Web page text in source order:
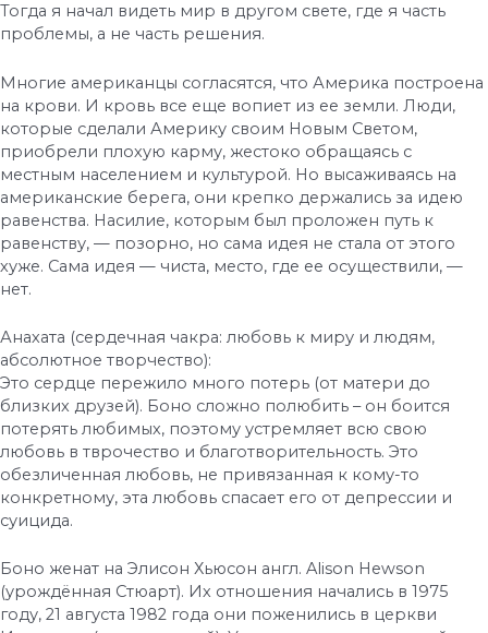
Тогда я начал видеть мир в другом свете, где я часть
проблемы, а не часть решения.
Многие американцы согласятся, что Америка построена
на крови. И кровь все еще вопиет из ее земли. Люди,
которые сделали Америку своим Новым Светом,
приобрели плохую карму, жестоко обращаясь с
местным населением и культурой. Но высаживаясь на
американские берега, они крепко держались за идею
равенства. Насилие, которым был проложен путь к
равенству, — позорно, но сама идея не стала от этого
хуже. Сама идея — чиста, место, где ее осуществили, —
нет.
Анахата (сердечная чакра: любовь к миру и людям,
абсолютное творчество):
Это сердце пережило много потерь (от матери до
близких друзей). Боно сложно полюбить – он боится
потерять любимых, поэтому устремляет всю свою
любовь в тврочество и благотворительность. Это
обезличенная любовь, не привязанная к кому-то
конкретному, эта любовь спасает его от депрессии и
суицида.
Боно женат на Элисон Хьюсон англ. Alison Hewson
(урождённая Стюарт). Их отношения начались в 1975
году, 21 августа 1982 года они поженились в церкви